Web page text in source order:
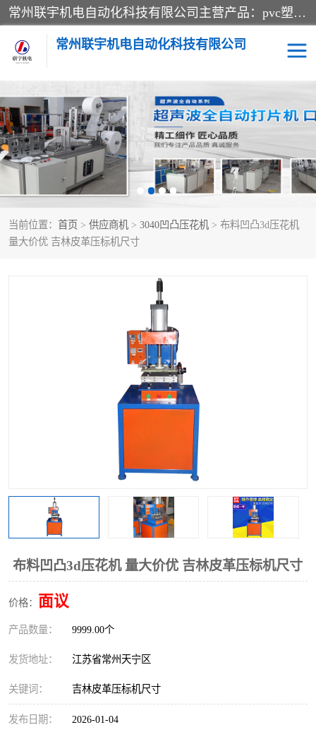
常州联宇机电自动化科技有限公司主营产品：pvc塑料焊机、高频热合机、软膜天花压边机、服装布料凹凸压花机、布料3d压印设备、服装植胶设备、超声波布料花边机、无纺布热合机、全自动压花机。
常州联宇机电自动化科技有限公司
当前位置： 首页 > 供应商机 > 3040凹凸压花机 > 布料凹凸3d压花机
量大价优 吉林皮革压标机尺寸
布料凹凸3d压花机 量大价优 吉林皮革压标机尺寸
价格： 面议
产品数量： 9999.00个
发货地址： 江苏省常州天宁区
关键词： 吉林皮革压标机尺寸
发布日期： 2026-01-04
压花定型机以及压花模具 超声波热合机
高频热合机 超声波花边机
超声波复合压花机 凹凸压花机压标机
3040凹凸压花机 双头服装凹凸压花机
海绵产品成型机